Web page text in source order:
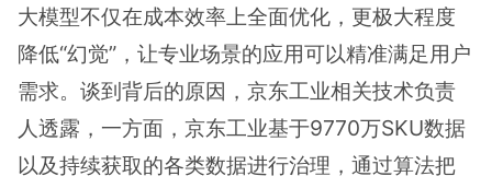
大模型不仅在成本效率上全面优化，更极大程度
降低“幻觉”，让专业场景的应用可以精准满足用户
需求。谈到背后的原因，京东工业相关技术负责
人透露，一方面，京东工业基于9770万SKU数据
以及持续获取的各类数据进行治理，通过算法把